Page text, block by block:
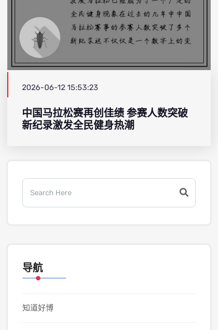
2026-06-12 15:53:23
中国马拉松赛再创佳绩 参赛人数突破
新纪录激发全民健身热潮
导航
知道好博